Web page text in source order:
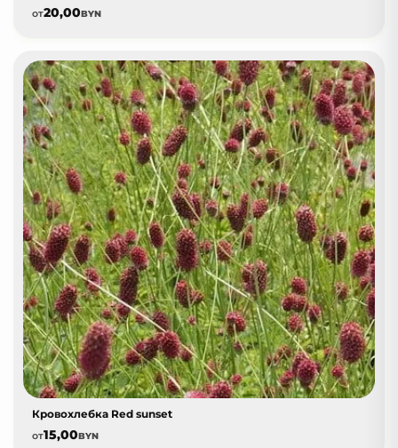
от20,00BYN
Кровохлебка Red sunset
от15,00BYN